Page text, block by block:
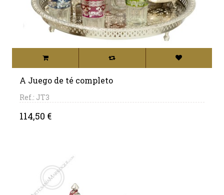
A Juego de té completo
Ref.: JT3
Precio
114,50 €